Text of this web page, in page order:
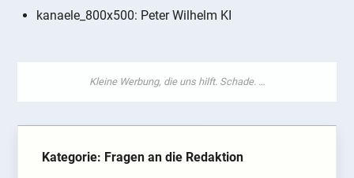
kanaele_800x500: Peter Wilhelm KI
Kategorie: Fragen an die Redaktion